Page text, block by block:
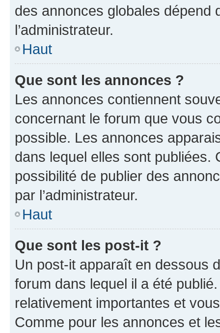
des annonces globales dépend
l’administrateur.
Haut
Que sont les annonces ?
Les annonces contiennent
concernant le forum que vous
possible. Les annonces
dans lequel elles sont publiées.
possibilité de publier des
par l’administrateur.
Haut
Que sont les post-it ?
Un post-it apparaît en dessous
forum dans lequel il a été
relativement importantes et
Comme pour les annonces et